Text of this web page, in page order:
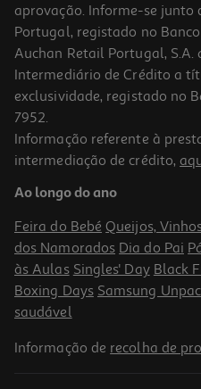
Torradeira 2 Fendas Qilive Q.5287
27.99 €/un
27,99 €
aprovação. Informe-se junto
Portugal, registado no
Auchan Retail Portugal,
Intermediário de Crédito a
exclusividade, registado no
7952.
Informação referente à
intermediação de crédito,
Ao longo do ano
Feira do Bebé Queijos,
dos Namorados Dia do Pai
às Aulas Singles' Day Black
Boxing Days Samsung
saudável
Informação de recolha de